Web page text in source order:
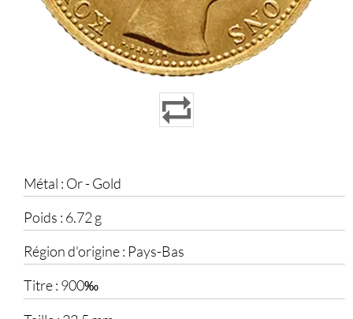
Métal : Or - Gold
Poids : 6.72 g
Région d'origine : Pays-Bas
Titre : 900‰